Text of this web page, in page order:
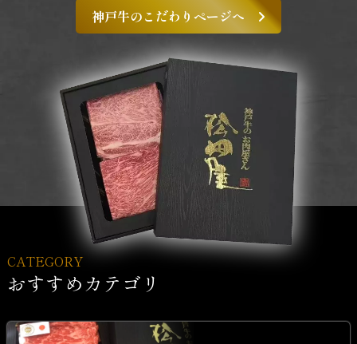
神戸牛のこだわりページへ
CATEGORY
おすすめカテゴリ